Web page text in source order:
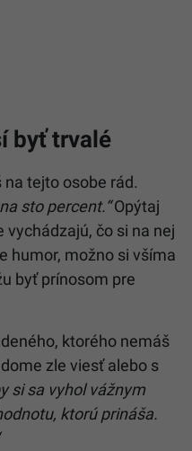
byť trvalé
tejto osobe rád.
sto percent.“Opýtaj
vychádzajú, čo si na nej
humor, možno si všíma
byť prínosom pre
ktorého nemáš
zle viesť alebo s
si sa vyhol vážnym
ktorú prináša.